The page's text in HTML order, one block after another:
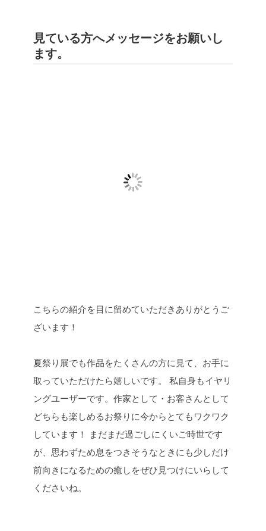
見ている方へメッセージをお願いし
ます。
こちらの紹介を目に留めていただきありがとうご
ざいます！
夏祭り展でも作品をたくさんの方に見て、お手に
取っていただけたら嬉しいです。
私自身もイヤリ
ングユーザーです。作家として・お客さんとして
どちらも楽しめるお祭りに今からとてもワクワク
しています！
まだまだ過ごしにくいご時世です
が、思わずため息をつきそうなときにも少しだけ
前向きになるための癒しをぜひ見つけにいらして
くださいね。